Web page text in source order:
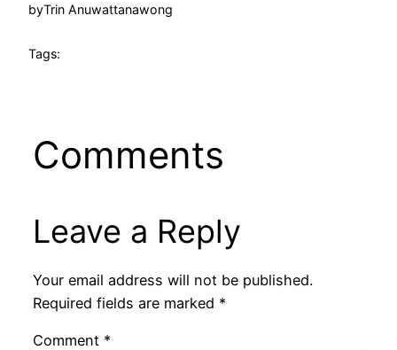
byTrin Anuwattanawong
Tags:
Comments
Leave a Reply
Your email address will not be published.
Required fields are marked *
Comment *